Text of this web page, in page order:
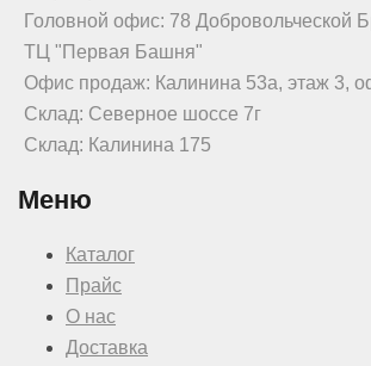
Головной офис: 78 Добровольческой
ТЦ "Первая Башня"
Офис продаж: Калинина 53а, этаж 3,
Склад: Северное шоссе 7г
Склад: Калинина 175
Меню
Каталог
Прайс
О нас
Доставка